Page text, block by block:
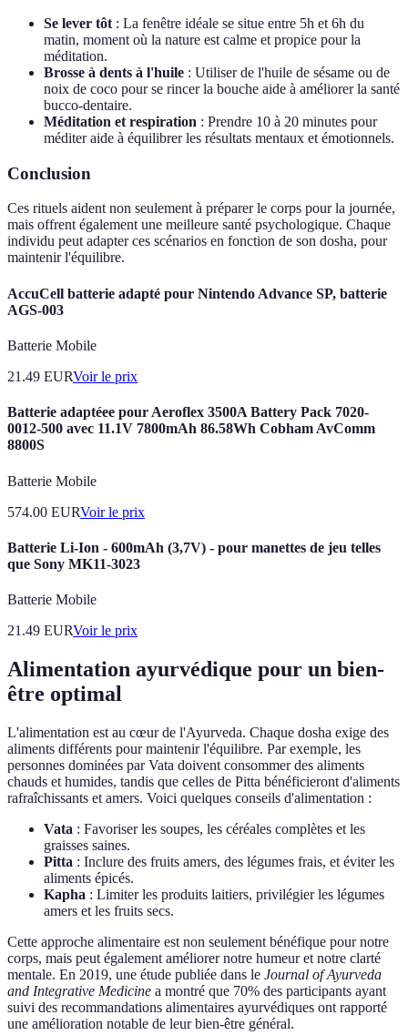
Se lever tôt : La fenêtre idéale se situe entre 5h et 6h du
matin, moment où la nature est calme et propice pour la
méditation.
Brosse à dents à l'huile : Utiliser de l'huile de sésame ou de
noix de coco pour se rincer la bouche aide à améliorer la santé
bucco-dentaire.
Méditation et respiration : Prendre 10 à 20 minutes pour
méditer aide à équilibrer les résultats mentaux et émotionnels.
Conclusion
Ces rituels aident non seulement à préparer le corps pour la journée,
mais offrent également une meilleure santé psychologique. Chaque
individu peut adapter ces scénarios en fonction de son dosha, pour
maintenir l'équilibre.
AccuCell batterie adapté pour Nintendo Advance SP, batterie
AGS-003
Batterie Mobile
21.49 EURVoir le prix
Batterie adaptéee pour Aeroflex 3500A Battery Pack 7020-
0012-500 avec 11.1V 7800mAh 86.58Wh Cobham AvComm
8800S
Batterie Mobile
574.00 EURVoir le prix
Batterie Li-Ion - 600mAh (3,7V) - pour manettes de jeu telles
que Sony MK11-3023
Batterie Mobile
21.49 EURVoir le prix
Alimentation ayurvédique pour un bien-
être optimal
L'alimentation est au cœur de l'Ayurveda. Chaque dosha exige des
aliments différents pour maintenir l'équilibre. Par exemple, les
personnes dominées par Vata doivent consommer des aliments
chauds et humides, tandis que celles de Pitta bénéficieront d'aliments
rafraîchissants et amers. Voici quelques conseils d'alimentation :
Vata : Favoriser les soupes, les céréales complètes et les
graisses saines.
Pitta : Inclure des fruits amers, des légumes frais, et éviter les
aliments épicés.
Kapha : Limiter les produits laitiers, privilégier les légumes
amers et les fruits secs.
Cette approche alimentaire est non seulement bénéfique pour notre
corps, mais peut également améliorer notre humeur et notre clarté
mentale. En 2019, une étude publiée dans le Journal of Ayurveda
and Integrative Medicine a montré que 70% des participants ayant
suivi des recommandations alimentaires ayurvédiques ont rapporté
une amélioration notable de leur bien-être général.